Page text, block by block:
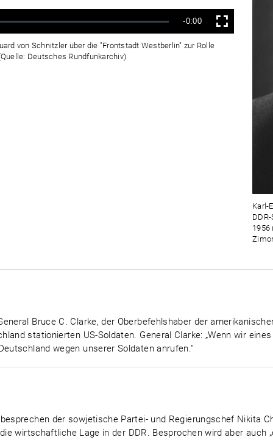
Karl-
1956
Verbleibende
Zeit
-0:00 Vollbild
von Schnitzler über die "Frontstadt Westberlin" zur Rolle
Deutsches Rundfunkarchiv)
Bruce C. Clarke, der Oberbefehlshaber der
stationierten US-Soldaten. General Clarke: „Wenn wir
wegen unserer Soldaten anrufen."
der sowjetische Partei- und Regierungschef Nikita
wirtschaftliche Lage in der DDR. Besprochen wird aber auch